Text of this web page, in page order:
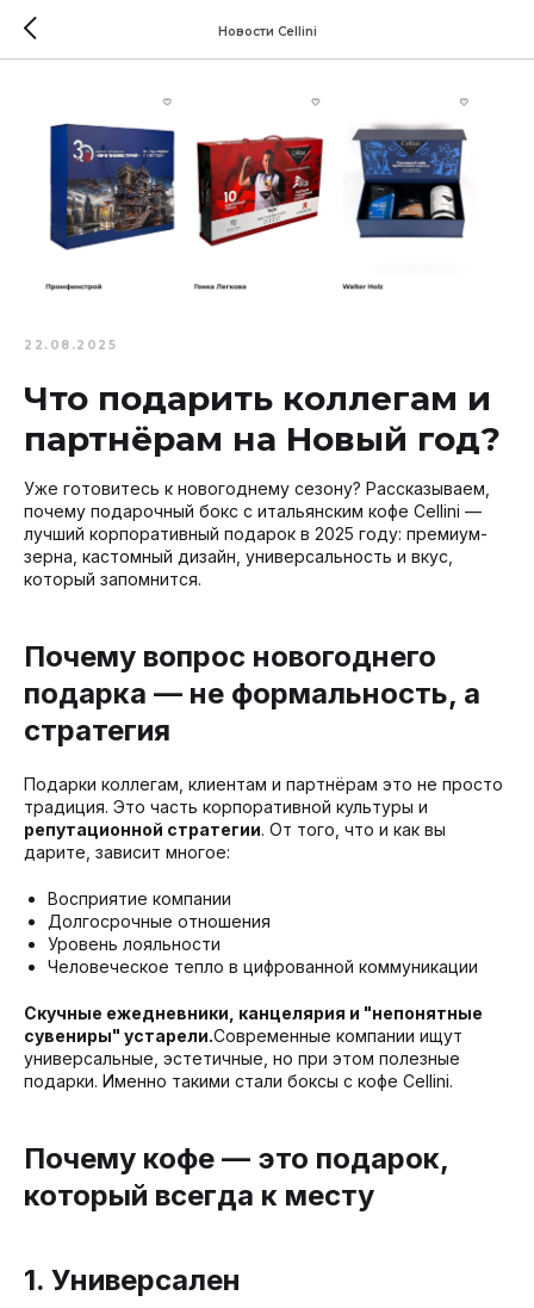
Новости Cellini
22.08.2025
Что подарить коллегам и
партнёрам на Новый год?
Уже готовитесь к новогоднему сезону? Рассказываем,
почему подарочный бокс с итальянским кофе Cellini —
лучший корпоративный подарок в 2025 году: премиум-
зерна, кастомный дизайн, универсальность и вкус,
который запомнится.
Почему вопрос новогоднего
подарка — не формальность, а
стратегия
Подарки коллегам, клиентам и партнёрам это не просто
традиция. Это часть корпоративной культуры и
репутационной стратегии. От того, что и как вы
дарите, зависит многое:
Восприятие компании
Долгосрочные отношения
Уровень лояльности
Человеческое тепло в цифрованной коммуникации
Скучные ежедневники, канцелярия и "непонятные
сувениры" устарели.Современные компании ищут
универсальные, эстетичные, но при этом полезные
подарки. Именно такими стали боксы с кофе Cellini.
Почему кофе — это подарок,
который всегда к месту
1. Универсален